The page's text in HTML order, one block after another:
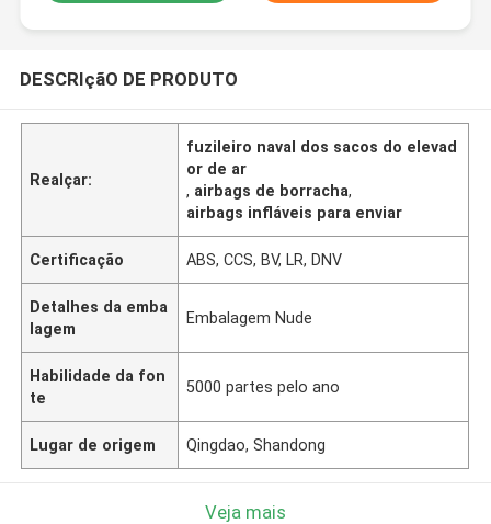
DESCRIçãO DE PRODUTO
Realçar:
fuzileiro naval dos sacos do elevad
or de ar
, airbags de borracha,
airbags infláveis para enviar
Certificação ABS, CCS, BV, LR, DNV
Detalhes da emba
lagem
Embalagem Nude
Habilidade da fon
te
5000 partes pelo ano
Lugar de origem Qingdao, Shandong
Veja mais